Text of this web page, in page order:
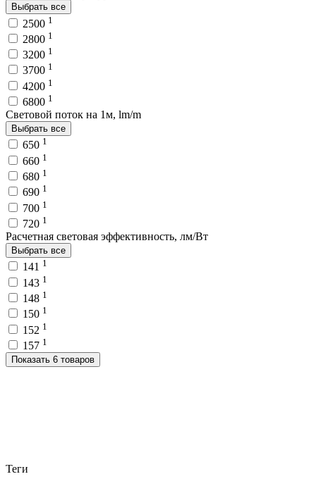
Выбрать все
2500 1
2800 1
3200 1
3700 1
4200 1
6800 1
Световой поток на 1м, lm/m
Выбрать все
650 1
660 1
680 1
690 1
700 1
720 1
Расчетная световая эффективность, лм/Вт
Выбрать все
141 1
143 1
148 1
150 1
152 1
157 1
Показать 6 товаров
Теги